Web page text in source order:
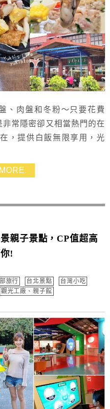
、肉盤和冬粉～只要花費
常隱密卻又相當熱門的在
，提供白飯無限享用，光
鮮都便宜 另外也有大圓桌
其它想吃什麼一樣自己拿
親子景點，CP值超高
!
旅行 台北景點
台灣小吃
觀光工廠、親子館